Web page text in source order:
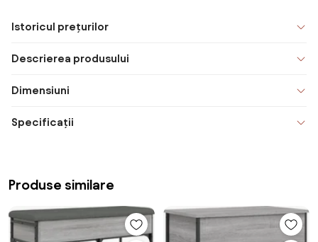
Istoricul prețurilor
Descrierea produsului
Dimensiuni
Specificații
Produse similare